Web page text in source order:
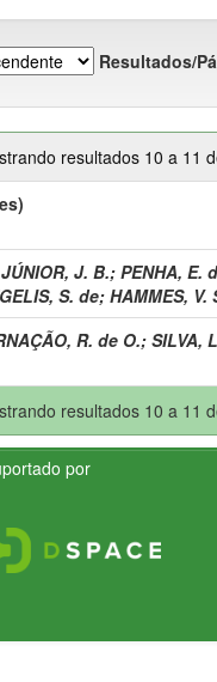
Resultados/
resultados 10 a 11
J. B.; PENHA, E.
S. de; HAMMES, V.
R. de O.; SILVA,
resultados 10 a 11
por